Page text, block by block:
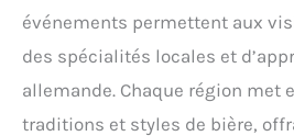
événements permettent aux
des spécialités locales et
allemande. Chaque région met
traditions et styles de bière,